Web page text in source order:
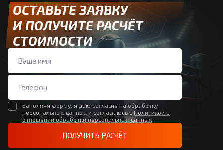
ОСТАВЬТЕ ЗАЯВКУ
И ПОЛУЧИТЕ РАСЧЁТ
СТОИМОСТИ
Заполняя форму, я даю согласие на обработку
персональных данных и соглашаюсь с Политикой в
отношении обработки персональных данных
ПОЛУЧИТЬ РАСЧЁТ